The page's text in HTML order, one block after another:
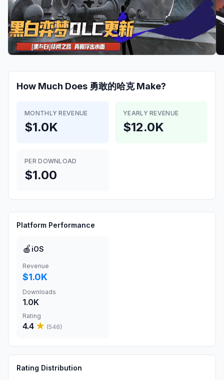
How Much Does 勇敢的哈克Make?
MONTHLY REVENUE
$1.0K
YEARLY REVENUE
$12.0K
PER DOWNLOAD
$1.00
Platform Performance
🍎 iOS
Revenue
$1.0K
Downloads
1.0K
Rating
4.4 ★ (546)
Rating Distribution